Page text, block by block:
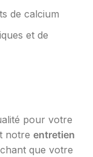
de calcium
et de
pour votre
notre entretien
que votre